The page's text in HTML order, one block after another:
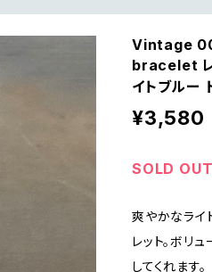
Vintage
bracelet レ
イトブルー
¥3,580
SOLD OUT
爽やかなライ
レット。ボリ
してくれます。